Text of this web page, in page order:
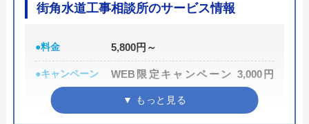
公式サイトを見る
0120-960-358
受付時間 24時間
街角水道工事相談所のサービス情報
●料金 5,800円～
●キャンペーン
WEB限定キャンペーン 3,000円
OFF
●駆けつけ時間 最短30分